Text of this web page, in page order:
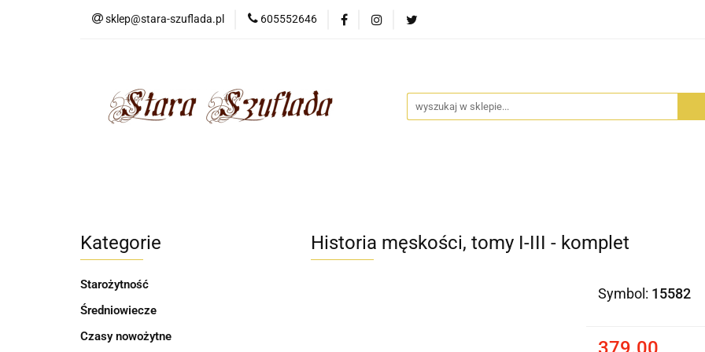
sklep@stara-szuflada.pl 605552646
NOWOŚCI STARA SZUFLADA
Kategorie
Starożytność
Średniowiecze
Czasy nowożytne
Historia męskości, tomy I-III - komplet
Symbol: 15582